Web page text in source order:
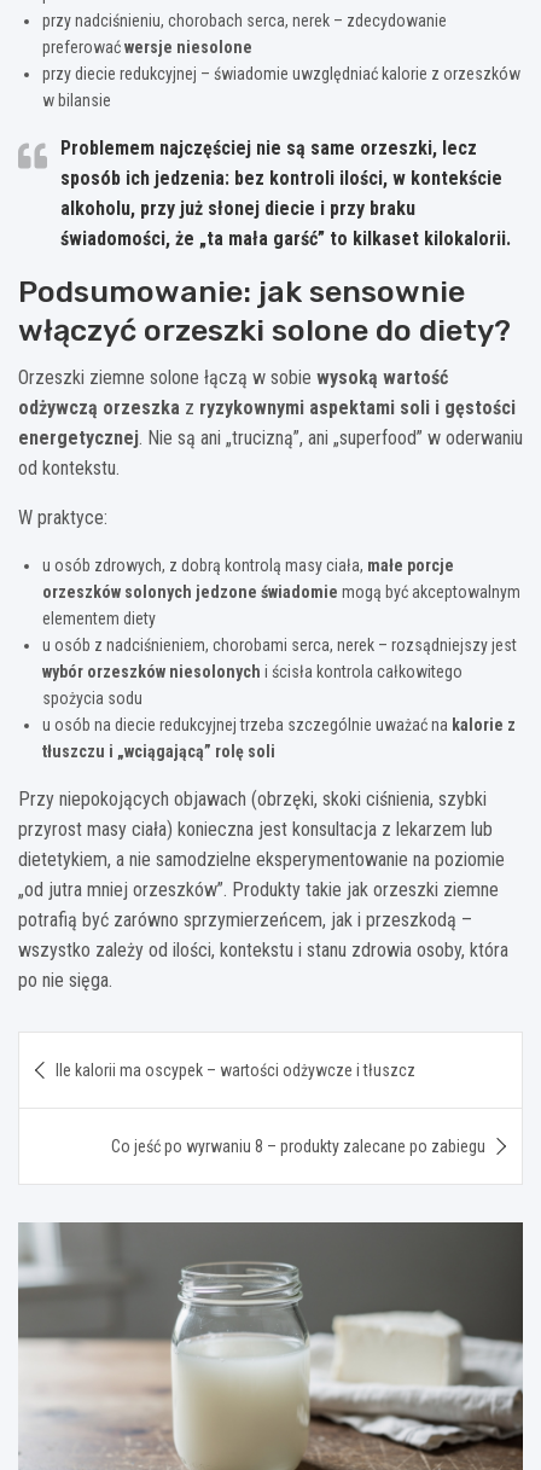
przy nadciśnieniu, chorobach serca, nerek – zdecydowanie
preferowaćwersje niesolone
przy diecie redukcyjnej – świadomie uwzględniać kalorie z orzeszków
w bilansie
Problemem najczęściej nie są same orzeszki, lecz
sposób ich jedzenia: bez kontroli ilości, w kontekście
alkoholu, przy już słonej diecie i przy braku
świadomości, że „ta mała garść” to kilkaset kilokalorii.
Podsumowanie: jak sensownie
włączyć orzeszki solone do diety?
Orzeszki ziemne solone łączą w sobie wysoką wartość
odżywczą orzeszka z ryzykownymi aspektami soli i gęstości
energetycznej. Nie są ani „trucizną”, ani „superfood” w oderwaniu
od kontekstu.
W praktyce:
u osób zdrowych, z dobrą kontrolą masy ciała, małe porcje
orzeszków solonych jedzone świadomie mogą być akceptowalnym
elementem diety
u osób z nadciśnieniem, chorobami serca, nerek – rozsądniejszy jest
wybór orzeszków niesolonych i ścisła kontrola całkowitego
spożycia sodu
u osób na diecie redukcyjnej trzeba szczególnie uważać na kalorie z
tłuszczu i „wciągającą” rolę soli
Przy niepokojących objawach (obrzęki, skoki ciśnienia, szybki
przyrost masy ciała) konieczna jest konsultacja z lekarzem lub
dietetykiem, a nie samodzielne eksperymentowanie na poziomie
„od jutra mniej orzeszków”. Produkty takie jak orzeszki ziemne
potrafią być zarówno sprzymierzeńcem, jak i przeszkodą –
wszystko zależy od ilości, kontekstu i stanu zdrowia osoby, która
po nie sięga.
wpisu
Ile kalorii ma oscypek – wartości odżywcze i tłuszcz
Co jeść po wyrwaniu 8 – produkty zalecane po zabiegu